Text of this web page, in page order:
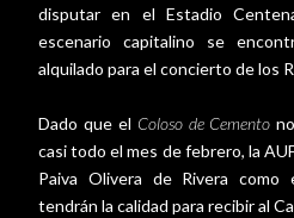
disputar en el Estadio
escenario capitalino se
alquilado para el concierto de los
Dado que el Coloso de Cemento
casi todo el mes de febrero, la
Paiva Olivera de Rivera como
tendrán la calidad para recibir al